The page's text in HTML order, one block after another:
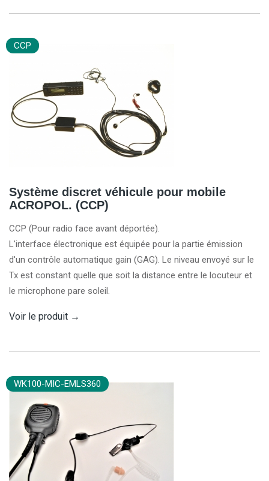
CCP
Système discret véhicule pour mobile
ACROPOL. (CCP)
CCP (Pour radio face avant déportée).
L'interface électronique est équipée pour la partie émission
d'un contrôle automatique gain (GAG). Le niveau envoyé sur le
Tx est constant quelle que soit la distance entre le locuteur et
le microphone pare soleil.
Voir le produit →
WK100-MIC-EMLS360